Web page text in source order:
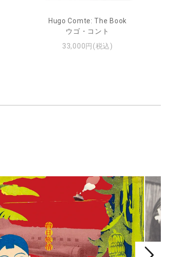
Hugo Comte: The Book
ウゴ・コント
33,000円(税込)